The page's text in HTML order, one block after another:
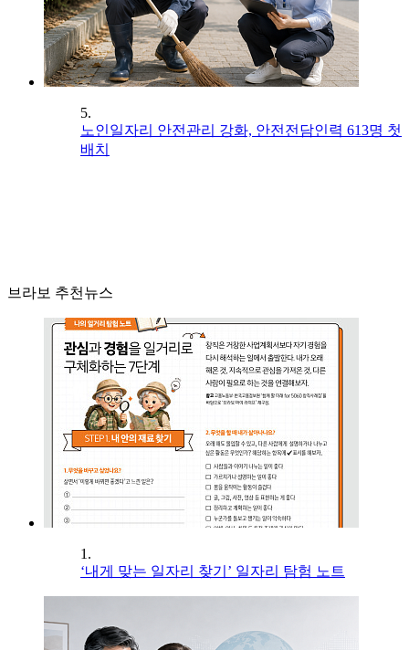
5.
노인일자리 안전관리 강화, 안전전담인력 613명 첫
배치
브라보 추천뉴스
1.
‘내게 맞는 일자리 찾기’ 일자리 탐험 노트